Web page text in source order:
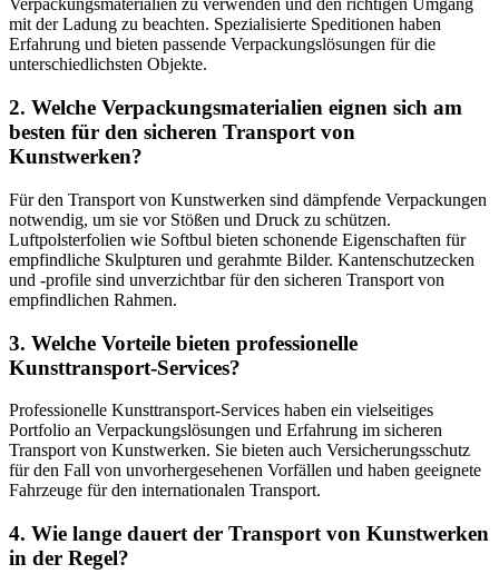
Verpackungsmaterialien zu verwenden und den richtigen Umgang
mit der Ladung zu beachten. Spezialisierte Speditionen haben
Erfahrung und bieten passende Verpackungslösungen für die
unterschiedlichsten Objekte.
2. Welche Verpackungsmaterialien eignen sich am
besten für den sicheren Transport von
Kunstwerken?
Für den Transport von Kunstwerken sind dämpfende Verpackungen
notwendig, um sie vor Stößen und Druck zu schützen.
Luftpolsterfolien wie Softbul bieten schonende Eigenschaften für
empfindliche Skulpturen und gerahmte Bilder. Kantenschutzecken
und -profile sind unverzichtbar für den sicheren Transport von
empfindlichen Rahmen.
3. Welche Vorteile bieten professionelle
Kunsttransport-Services?
Professionelle Kunsttransport-Services haben ein vielseitiges
Portfolio an Verpackungslösungen und Erfahrung im sicheren
Transport von Kunstwerken. Sie bieten auch Versicherungsschutz
für den Fall von unvorhergesehenen Vorfällen und haben geeignete
Fahrzeuge für den internationalen Transport.
4. Wie lange dauert der Transport von Kunstwerken
in der Regel?